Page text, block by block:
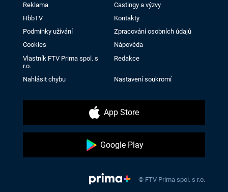
Reklama
Castingy a výzvy
HbbTV
Kontakty
Podmínky užívání
Zpracování osobních údajů
Cookies
Nápověda
Vlastník FTV Prima spol. s
r.o.
Redakce
Nahlásit chybu Nastavení soukromí
App Store
Google Play
© FTV Prima spol. s r.o.